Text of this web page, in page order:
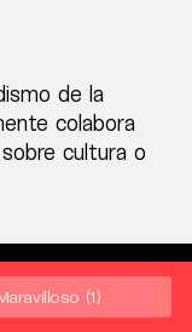
de la
colabora
cultura o
(1)